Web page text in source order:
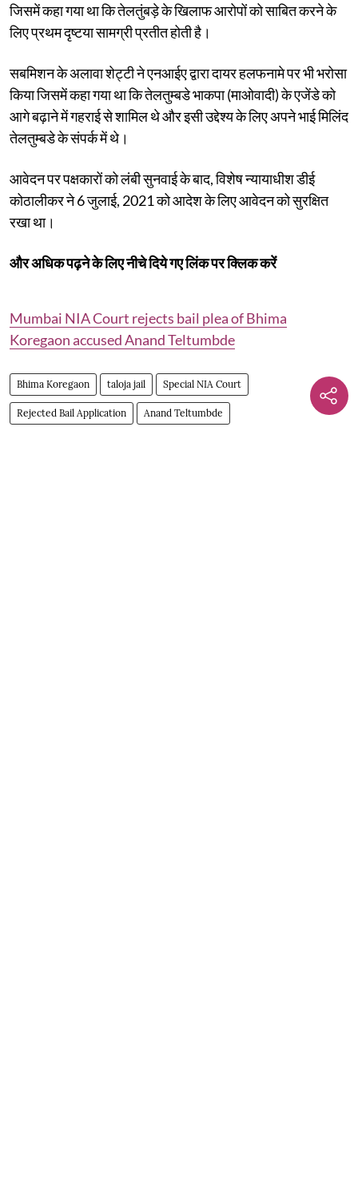
जिसमें कहा गया था कि तेलतुंबड़े के खिलाफ आरोपों को साबित करने के
लिए प्रथम दृष्टया सामग्री प्रतीत होती है।
सबमिशन के अलावा शेट्टी ने एनआईए द्वारा दायर हलफनामे पर भी भरोसा
किया जिसमें कहा गया था कि तेलतुम्बडे भाकपा (माओवादी) के एजेंडे को
आगे बढ़ाने में गहराई से शामिल थे और इसी उद्देश्य के लिए अपने भाई मिलिंद
तेलतुम्बडे के संपर्क में थे।
आवेदन पर पक्षकारों को लंबी सुनवाई के बाद, विशेष न्यायाधीश डीई
कोठालीकर ने 6 जुलाई, 2021 को आदेश के लिए आवेदन को सुरक्षित
रखा था।
और अधिक पढ़ने के लिए नीचे दिये गए लिंक पर क्लिक करें
Mumbai NIA Court rejects bail plea of Bhima
Koregaon accused Anand Teltumbde
Bhima Koregaon taloja jail Special NIA Court
Rejected Bail Application Anand Teltumbde